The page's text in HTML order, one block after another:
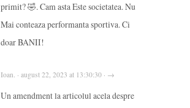
primit? 🤣. Cam asta Este societatea. Nu
Mai conteaza performanta sportiva. Ci
doar BANII!
Ioan. · august 22, 2023 at 13:30:30 · →
Un amendment la articolul acela despre